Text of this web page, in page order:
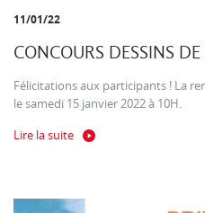
11/01/22
CONCOURS DESSINS
Félicitations aux participants ! La
le samedi 15 janvier 2022 à 10H.
Lire la suite